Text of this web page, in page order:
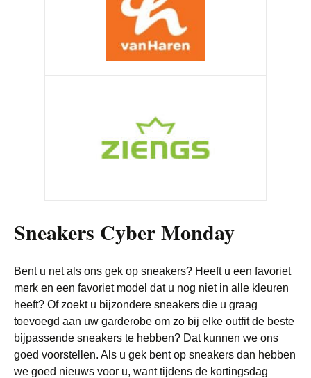
Sneakers Cyber Monday
Bent u net als ons gek op sneakers? Heeft u een favoriet
merk en een favoriet model dat u nog niet in alle kleuren
heeft? Of zoekt u bijzondere sneakers die u graag
toevoegd aan uw garderobe om zo bij elke outfit de beste
bijpassende sneakers te hebben? Dat kunnen we ons
goed voorstellen. Als u gek bent op sneakers dan hebben
we goed nieuws voor u, want tijdens de kortingsdag